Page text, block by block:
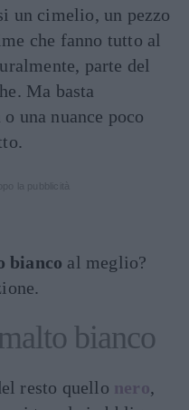
un cimelio, un pezzo
che fanno tutto al
parte del
Ma basta
una nuance poco
bianco al meglio?
bianco
resto quello nero,